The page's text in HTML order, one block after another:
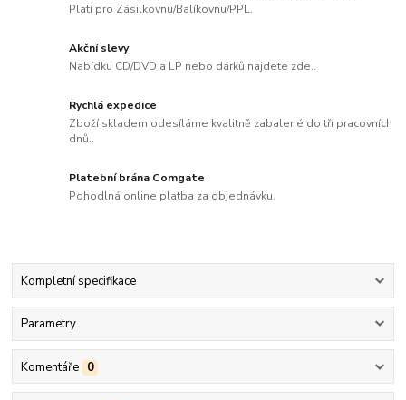
Platí pro Zásilkovnu/Balíkovnu/PPL.
Akční slevy
Nabídku CD/DVD a LP nebo dárků najdete zde..
Rychlá expedice
Zboží skladem odesíláme kvalitně zabalené do tří pracovních
dnů..
Platební brána Comgate
Pohodlná online platba za objednávku.
Kompletní specifikace
Parametry
Komentáře 0